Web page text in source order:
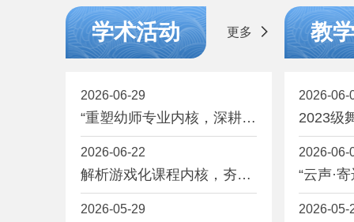
专业能力重塑》专题讲
座 学术活动 更多
2026-06-29
“重塑幼师专业内核，深耕儿
童教育本心” 教育与音乐学
院开展 《少子化时代下
以“深度理解儿童”为核心的
专业能力重塑》专题讲座
2026-06-22
解析游戏化课程内核，夯实
学前教育专业素养 教育与音
乐学院开展 《以游戏为基本
2026-05-29
教
2026-06-
2023级
《舞漾
2026-06-
“云声·
专业毕
2026-05-